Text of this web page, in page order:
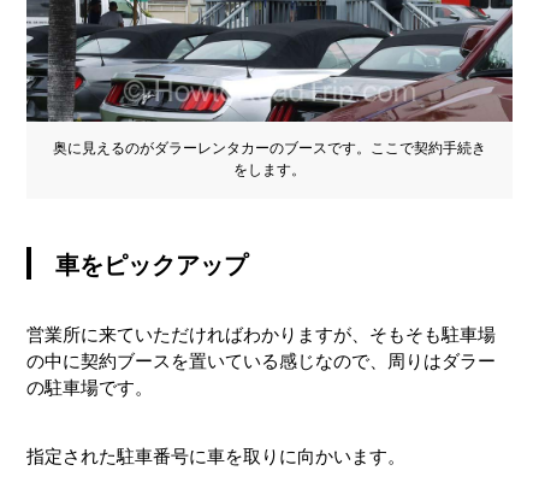
奥に見えるのがダラーレンタカーのブースです。ここで契約手続き
をします。
車をピックアップ
営業所に来ていただければわかりますが、そもそも駐車場
の中に契約ブースを置いている感じなので、周りはダラー
の駐車場です。
指定された駐車番号に車を取りに向かいます。